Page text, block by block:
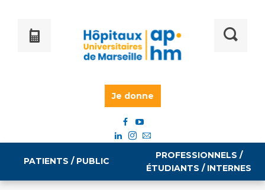
Je donne
PATIENTS / PUBLIC
PROFESSIONNELS /
ÉTUDIANTS / INTERNES